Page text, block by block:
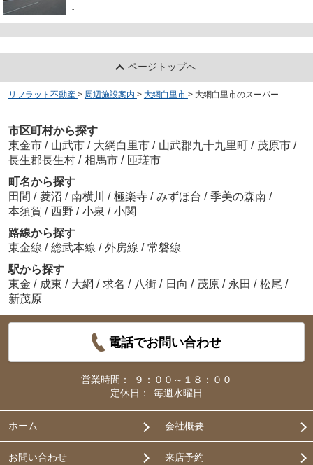
-
ページトップへ
リフラット不動産 > 周辺施設案内 > 大網白里市 > 大網白里市のスーパー
市区町村から探す
東金市 / 山武市 / 大網白里市 / 山武郡九十九里町 / 茂原市 /
長生郡長生村 / 相馬市 / 匝瑳市
町名から探す
田間 / 菱沼 / 南横川 / 極楽寺 / みずほ台 / 季美の森南 /
本須賀 / 西野 / 小泉 / 小関
路線から探す
東金線 / 総武本線 / 外房線 / 常磐線
駅から探す
東金 / 成東 / 大網 / 求名 / 八街 / 日向 / 茂原 / 永田 / 松尾 /
新茂原
電話でお問い合わせ
営業時間：
９：００～１８：００
定休日：
毎週水曜日
ホーム 会社概要
お問い合わせ 来店予約